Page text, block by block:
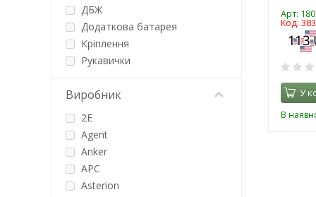
Арт:
Код:
У
В
ДБЖ
Додаткова батарея
Кріплення
Рукавички
Виробник
2E
Agent
Anker
APC
Asterion